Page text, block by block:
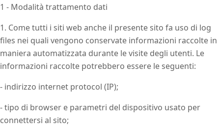
1 - Modalità trattamento dati
1. Come tutti i siti web anche il presente sito fa uso di log
files nei quali vengono conservate informazioni raccolte in
maniera automatizzata durante le visite degli utenti. Le
informazioni raccolte potrebbero essere le seguenti:
- indirizzo internet protocol (IP);
- tipo di browser e parametri del dispositivo usato per
connettersi al sito;